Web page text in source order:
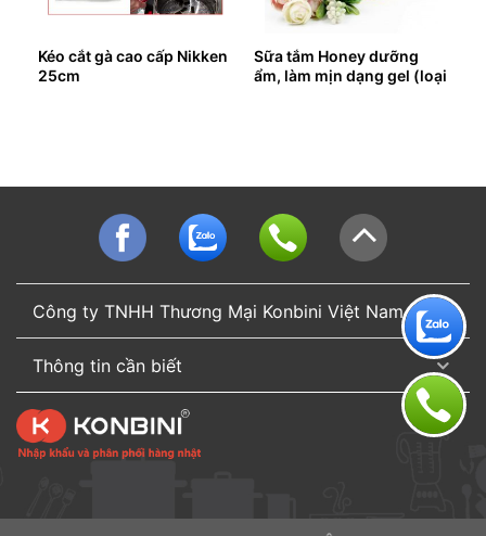
Kéo cắt gà cao cấp Nikken
25cm
Sữa tắm Honey dưỡng
ẩm, làm mịn dạng gel (loại
Công ty TNHH Thương Mại Konbini Việt Nam
Thông tin cần biết